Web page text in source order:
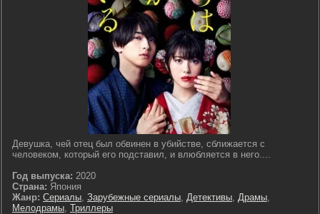
Девушка, чей отец был обвинен в убийстве, сближается с
человеком, который его подставил, и влюбляется в него....
Год выпуска: 2020
Страна: Япония
Жанр: Сериалы, Зарубежные сериалы, Детективы, Драмы,
Мелодрамы, Триллеры